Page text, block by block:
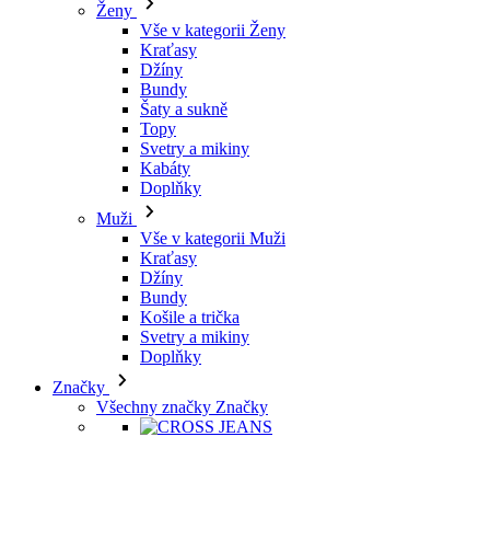
Ženy
Vše v kategorii Ženy
Kraťasy
Džíny
Bundy
Šaty a sukně
Topy
Svetry a mikiny
Kabáty
Doplňky
Muži
Vše v kategorii Muži
Kraťasy
Džíny
Bundy
Košile a trička
Svetry a mikiny
Doplňky
Značky
Všechny značky Značky